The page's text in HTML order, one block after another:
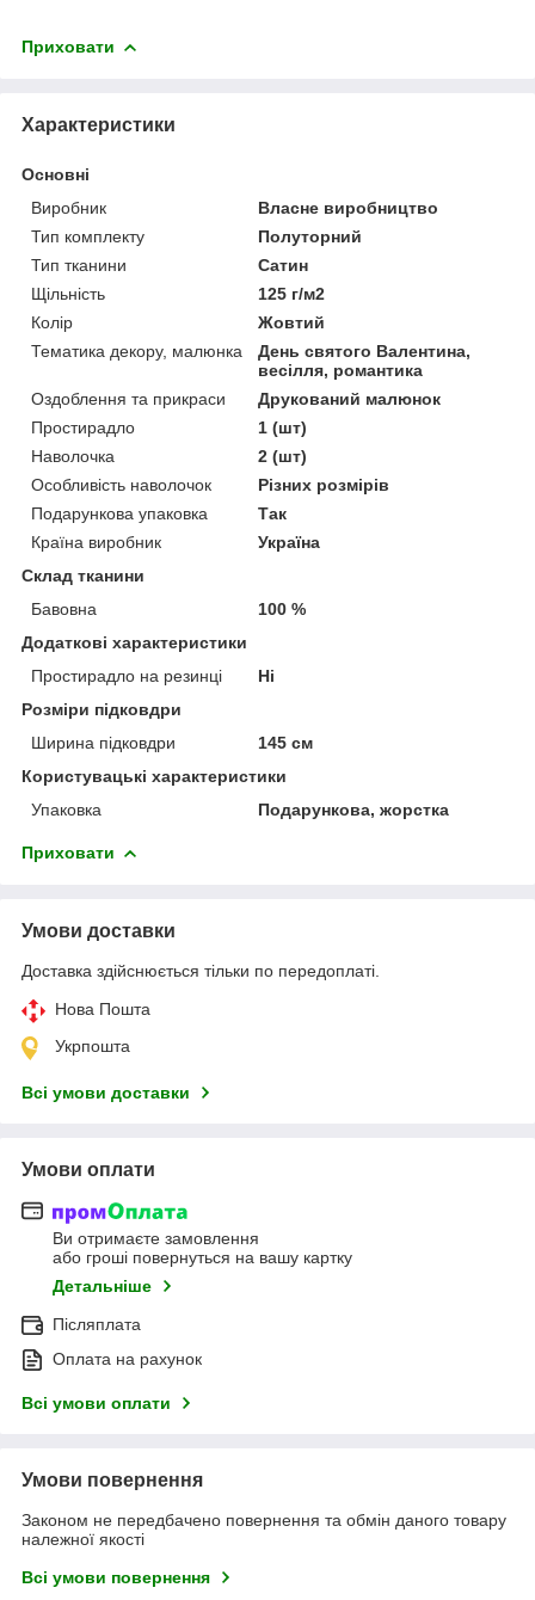
Приховати
Характеристики
Основні
Виробник
Власне виробництво
Тип комплекту
Полуторний
Тип тканини
Сатин
Щільність
125 г/м2
Колір
Жовтий
Тематика декору, малюнка
День святого Валентина,
весілля, романтика
Оздоблення та прикраси
Друкований малюнок
Простирадло
1 (шт)
Наволочка
2 (шт)
Особливість наволочок
Різних розмірів
Подарункова упаковка
Так
Країна виробник
Україна
Склад тканини
Бавовна
100 %
Додаткові характеристики
Простирадло на резинці
Ні
Розміри підковдри
Ширина підковдри
145 см
Користувацькі характеристики
Упаковка
Подарункова, жорстка
Приховати
Умови доставки
Доставка здійснюється тільки по передоплаті.
Нова Пошта
Укрпошта
Всі умови доставки
Умови оплати
Ви отримаєте замовлення
або гроші повернуться на вашу картку
Детальніше
Післяплата
Оплата на рахунок
Всі умови оплати
Умови повернення
Законом не передбачено повернення та обмін даного товару
належної якості
Всі умови повернення